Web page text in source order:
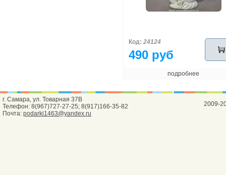
Код: 24124
490 руб
подробнее
г. Самара, ул. Товарная 37В
Телефон: 8(967)727-27-25; 8(917)166-35-82
Почта: podarki1463@yandex.ru
2009-